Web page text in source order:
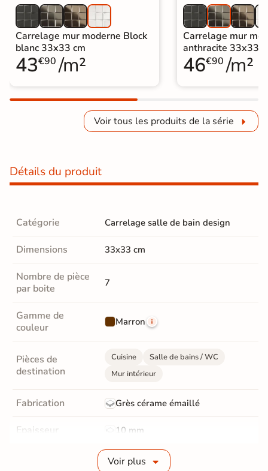
Carrelage mur moderne Block
blanc 33x33 cm
43€90 /m²
Carrelage mur
anthracite 33x33
46€90 /m²
Voir tous les produits de la série
Détails du produit
Catégorie Carrelage salle de bain design
Dimensions 33x33 cm
Nombre de pièce
par boite
7
Gamme de
couleur
Marron
Pièces de
destination
Cuisine
Salle de bains / WC
Mur intérieur
Fabrication Grès cérame émaillé
Epaisseur 10 mm
Non-rectifié
Voir plus